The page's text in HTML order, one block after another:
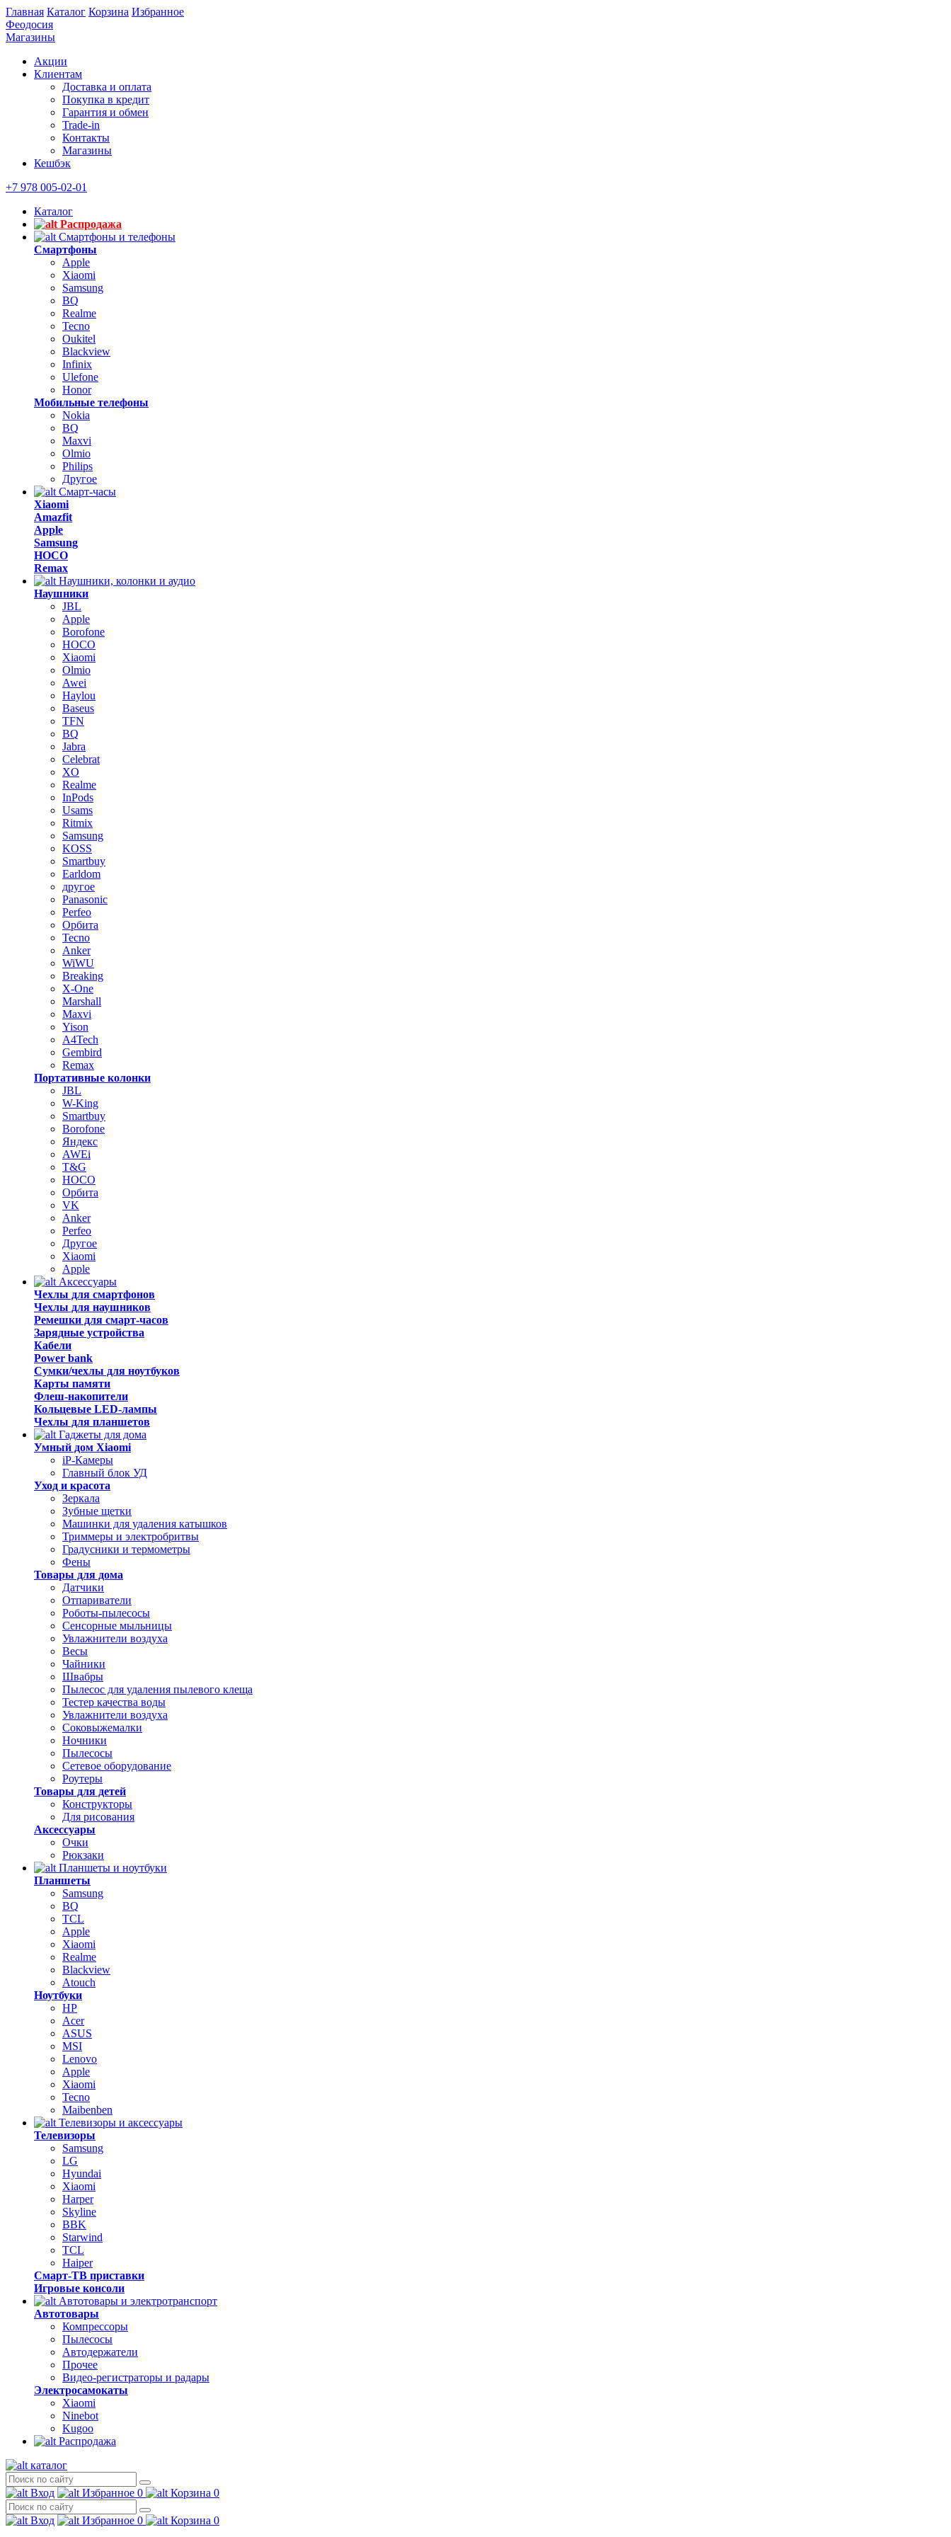
Главная Каталог Корзина Избранное
Феодосия
Магазины
Акции
Клиентам
Доставка и оплата
Покупка в кредит
Гарантия и обмен
Trade-in
Контакты
Магазины
Кешбэк
+7 978 005-02-01
Каталог
Распродажа
Смартфоны и телефоны
Смартфоны
Apple
Xiaomi
Samsung
BQ
Realme
Tecno
Oukitel
Blackview
Infinix
Ulefone
Honor
Мобильные телефоны
Nokia
BQ
Maxvi
Olmio
Philips
Другое
Смарт-часы
Xiaomi
Amazfit
Apple
Samsung
HOCO
Remax
Наушники, колонки и аудио
Наушники
JBL
Apple
Borofone
HOCO
Xiaomi
Olmio
Awei
Haylou
Baseus
TFN
BQ
Jabra
Celebrat
XO
Realme
InPods
Usams
Ritmix
Samsung
KOSS
Smartbuy
Earldom
другое
Panasonic
Perfeo
Орбита
Tecno
Anker
WiWU
Breaking
X-One
Marshall
Maxvi
Yison
A4Tech
Gembird
Remax
Портативные колонки
JBL
W-King
Smartbuy
Borofone
Яндекс
AWEi
T&G
HOCO
Орбита
VK
Anker
Perfeo
Другое
Xiaomi
Apple
Аксессуары
Чехлы для смартфонов
Чехлы для наушников
Ремешки для смарт-часов
Зарядные устройства
Кабели
Power bank
Сумки/чехлы для ноутбуков
Карты памяти
Флеш-накопители
Кольцевые LED-лампы
Чехлы для планшетов
Гаджеты для дома
Умный дом Xiaomi
iP-Камеры
Главный блок УД
Уход и красота
Зеркала
Зубные щетки
Машинки для удаления катышков
Триммеры и электробритвы
Градусники и термометры
Фены
Товары для дома
Датчики
Отпариватели
Роботы-пылесосы
Сенсорные мыльницы
Увлажнители воздуха
Весы
Чайники
Швабры
Пылесос для удаления пылевого клеща
Тестер качества воды
Увлажнители воздуха
Соковыжемалки
Ночники
Пылесосы
Сетевое оборудование
Роутеры
Товары для детей
Конструкторы
Для рисования
Аксессуары
Очки
Рюкзаки
Планшеты и ноутбуки
Планшеты
Samsung
BQ
TCL
Apple
Xiaomi
Realme
Blackview
Atouch
Ноутбуки
HP
Acer
ASUS
MSI
Lenovo
Apple
Xiaomi
Tecno
Maibenben
Телевизоры и аксессуары
Телевизоры
Samsung
LG
Hyundai
Xiaomi
Harper
Skyline
BBK
Starwind
TCL
Haiper
Смарт-ТВ приставки
Игровые консоли
Автотовары и электротранспорт
Автотовары
Компрессоры
Пылесосы
Автодержатели
Прочее
Видео-регистраторы и радары
Электросамокаты
Xiaomi
Ninebot
Kugoo
Распродажа
каталог
Вход Избранное 0 Корзина 0
Вход Избранное 0 Корзина 0